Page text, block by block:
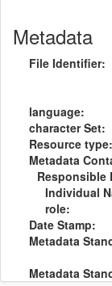
Metadata
File Identifier:
language:
character Set:
Resource type:
Metadata
Responsible
Individual
role:
Date Stamp:
Metadata
Metadata